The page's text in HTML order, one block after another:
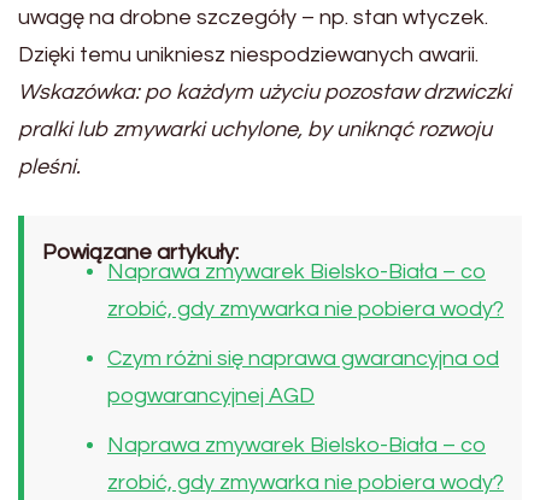
uwagę na drobne szczegóły – np. stan wtyczek.
Dzięki temu unikniesz niespodziewanych awarii.
Wskazówka: po każdym użyciu pozostaw drzwiczki
pralki lub zmywarki uchylone, by uniknąć rozwoju
pleśni.
Powiązane artykuły:
Naprawa zmywarek Bielsko-Biała – co
zrobić, gdy zmywarka nie pobiera wody?
Czym różni się naprawa gwarancyjna od
pogwarancyjnej AGD
Naprawa zmywarek Bielsko-Biała – co
zrobić, gdy zmywarka nie pobiera wody?